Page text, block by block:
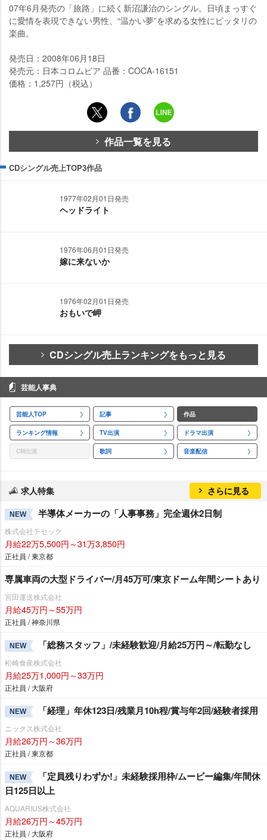
07年6月発売の「旅路」に続く新沼謙治のシングル。日頃まっすぐ
に愛情を表現できない男性、“温かい夢”を求める女性にピッタリの
楽曲。
発売日：2008年06月18日
発売元：日本コロムビア 品番：COCA-16151
価格：1,257円（税込）
作品一覧を見る
CDシングル売上TOP3作品
1977年02月01日発売
ヘッドライト
1976年06月01日発売
嫁に来ないか
1976年02月01日発売
おもいで岬
CDシングル売上ランキングをもっと見る
芸能人事典
芸能人TOP 記事 作品
ランキング情報 TV出演 ドラマ出演
CM出演 歌詞 音楽配信
求人特集 さらに見る
NEW 半導体メーカーの「人事事務」完全週休2日制
株式会社テセック
月給22万5,500円～31万3,850円
正社員 / 東京都
専属車両の大型ドライバー/月45万可/東京ドーム年間シートあり
宮田運送株式会社
月給45万円～55万円
正社員 / 神奈川県
NEW 「総務スタッフ」/未経験歓迎/月給25万円～/転勤なし
松崎食産株式会社
月給25万1,000円～33万円
正社員 / 大阪府
NEW 「経理」年休123日/残業月10h程/賞与年2回/経験者採用
ニックス株式会社
月給26万円～36万円
正社員 / 東京都
NEW
「定員残りわずか!」未経験採用枠/ムービー編集/年間休
日125日以上
AQUARIUS株式会社
月給26万円～45万円
正社員 / 大阪府